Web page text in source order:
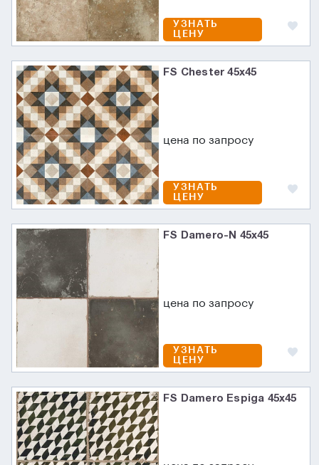
УЗНАТЬ
ЦЕНУ
FS Chester 45x45
цена по запросу
УЗНАТЬ
ЦЕНУ
FS Damero-N 45х45
цена по запросу
УЗНАТЬ
ЦЕНУ
FS Damero Espiga 45x45